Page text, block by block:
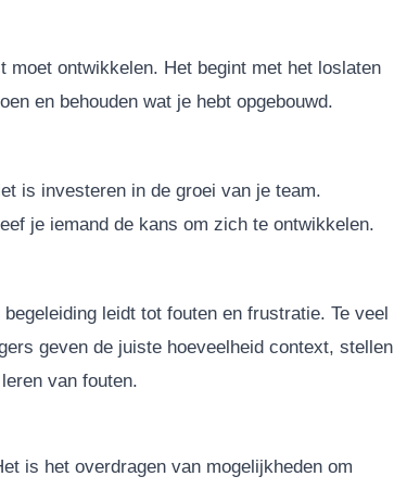
moet ontwikkelen. Het begint met het loslaten
en behouden wat je hebt opgebouwd.
is investeren in de groei van je team.
je iemand de kans om zich te ontwikkelen.
leidt tot fouten en frustratie. Te veel
geven de juiste hoeveelheid context, stellen
van fouten.
is het overdragen van mogelijkheden om